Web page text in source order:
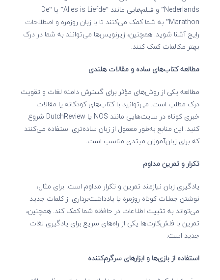
Nederlands” و فیلم‌هایی مانند “Alles is Liefde” یا “De
Marathon” به شما کمک می‌کنند تا با زبان روزمره و اصطلاحات
رایج آشنا شوید. همچنین، زیرنویس‌ها می‌توانند به شما در درک
بهتر مکالمات کمک کنند.
مطالعه کتاب‌های ساده و مقالات هلندی
مطالعه یکی از روش‌های مؤثر برای گسترش دامنه لغات و تقویت
درک مطلب است. می‌توانید با کتاب‌های کودکانه یا مقالات
خبری کوتاه در سایت‌هایی مانند NOS یا DutchReview شروع
کنید. این منابع به‌طور معمول از زبان ساده‌تری استفاده می‌کنند
که برای زبان‌آموزان مبتدی مناسب است.
تکرار و تمرین مداوم
یادگیری زبان نیازمند تمرین و تکرار مداوم است. برای مثال،
نوشتن جملات کوتاه روزمره یا یادداشت‌برداری از کلمات جدید
می‌تواند به تثبیت اطلاعات در حافظه شما کمک کند. همچنین،
تمرین با فلش‌کارت‌ها یکی از راه‌های سریع برای یادگیری لغات
جدید است.
استفاده از بازی‌ها و ابزارهای سرگرم‌کننده